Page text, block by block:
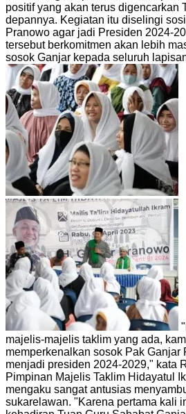
positif yang akan terus digencarkan
depannya. Kegiatan itu diselingi
Pranowo agar jadi Presiden 2024-
tersebut berkomitmen akan lebih
sosok Ganjar kepada seluruh
majelis-majelis taklim yang ada,
memperkenalkan sosok Pak Ganjar
menjadi presiden 2024-2029," kata
Pimpinan Majelis Taklim Hidayatul
mengaku sangat antusias
sukarelawan. "Karena pertama kali